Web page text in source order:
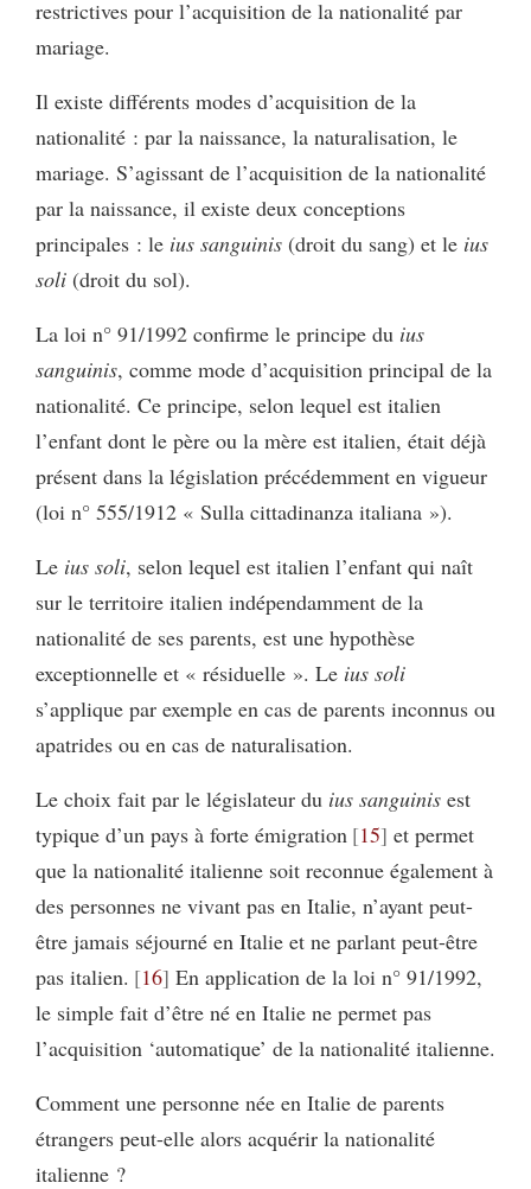
restrictives pour l’acquisition de la nationalité par
mariage.
Il existe différents modes d’acquisition de la
nationalité : par la naissance, la naturalisation, le
mariage. S’agissant de l’acquisition de la nationalité
par la naissance, il existe deux conceptions
principales : le ius sanguinis (droit du sang) et le ius
soli (droit du sol).
La loi n° 91/1992 confirme le principe du ius
sanguinis, comme mode d’acquisition principal de la
nationalité. Ce principe, selon lequel est italien
l’enfant dont le père ou la mère est italien, était déjà
présent dans la législation précédemment en vigueur
(loi n° 555/1912 « Sulla cittadinanza italiana »).
Le ius soli, selon lequel est italien l’enfant qui naît
sur le territoire italien indépendamment de la
nationalité de ses parents, est une hypothèse
exceptionnelle et « résiduelle ». Le ius soli
s’applique par exemple en cas de parents inconnus ou
apatrides ou en cas de naturalisation.
Le choix fait par le législateur du ius sanguinis est
typique d’un pays à forte émigration 15 et permet
que la nationalité italienne soit reconnue également à
des personnes ne vivant pas en Italie, n’ayant peut-
être jamais séjourné en Italie et ne parlant peut-être
pas italien. 16 En application de la loi n° 91/1992,
le simple fait d’être né en Italie ne permet pas
l’acquisition ‘automatique’ de la nationalité italienne.
Comment une personne née en Italie de parents
étrangers peut-elle alors acquérir la nationalité
italienne ?